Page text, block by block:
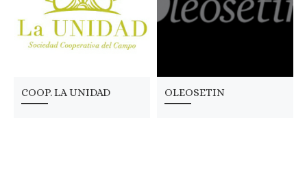
COOP. LA UNIDAD OLEOSETIN